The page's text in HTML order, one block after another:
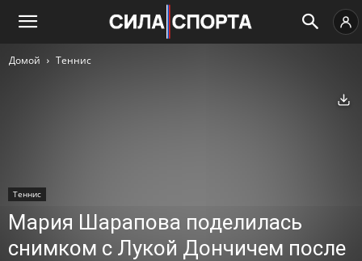
Домой Теннис
Теннис
Мария Шарапова поделилась
снимком с Лукой Дончичем после